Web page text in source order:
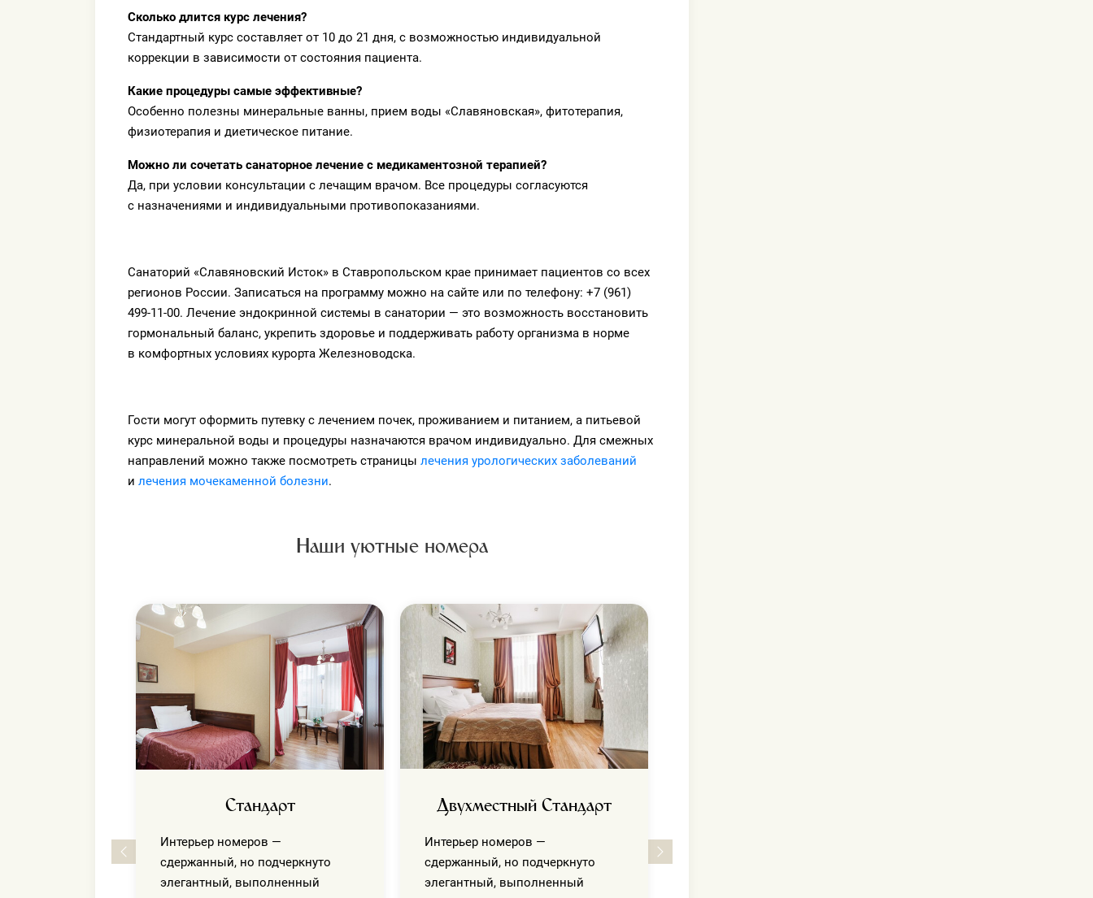
Сколько длится курс лечения?
Стандартный курс составляет от 10 до 21 дня, с возможностью индивидуальной
коррекции в зависимости от состояния пациента.
Какие процедуры самые эффективные?
Особенно полезны минеральные ванны, прием воды «Славяновская», фитотерапия,
физиотерапия и диетическое питание.
Можно ли сочетать санаторное лечение с медикаментозной терапией?
Да, при условии консультации с лечащим врачом. Все процедуры согласуются
с назначениями и индивидуальными противопоказаниями.
Санаторий «Славяновский Исток» в Ставропольском крае принимает пациентов со всех
регионов России. Записаться на программу можно на сайте или по телефону: +7 (961)
499-11-00. Лечение эндокринной системы в санатории — это возможность восстановить
гормональный баланс, укрепить здоровье и поддерживать работу организма в норме
в комфортных условиях курорта Железноводска.
Гости могут оформить путевку с лечением почек, проживанием и питанием, а питьевой
курс минеральной воды и процедуры назначаются врачом индивидуально. Для смежных
направлений можно также посмотреть страницы лечения урологических заболеваний
и лечения мочекаменной болезни.
Наши уютные номера
Стандарт
Интерьер номеров —
сдержанный, но подчеркнуто
элегантный, выполненный
Двухместный Стандарт
Интерьер номеров —
сдержанный, но подчеркнуто
элегантный, выполненный